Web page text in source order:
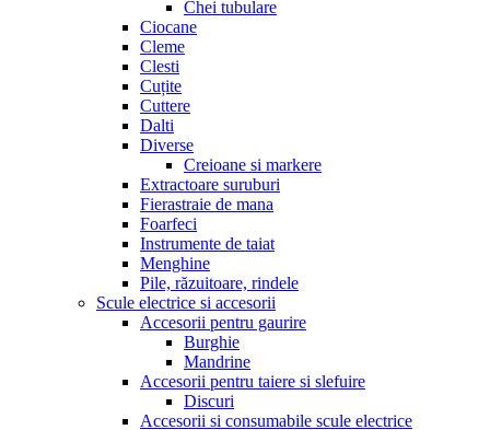
Chei tubulare
Ciocane
Cleme
Clesti
Cuțite
Cuttere
Dalti
Diverse
Creioane si markere
Extractoare suruburi
Fierastraie de mana
Foarfeci
Instrumente de taiat
Menghine
Pile, răzuitoare, rindele
Scule electrice si accesorii
Accesorii pentru gaurire
Burghie
Mandrine
Accesorii pentru taiere si slefuire
Discuri
Accesorii si consumabile scule electrice